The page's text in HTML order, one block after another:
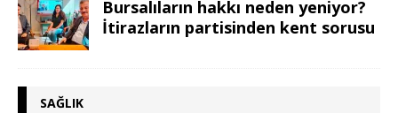
Bursalıların hakkı neden yeniyor?
İtirazların partisinden kent sorusu
SAĞLIK